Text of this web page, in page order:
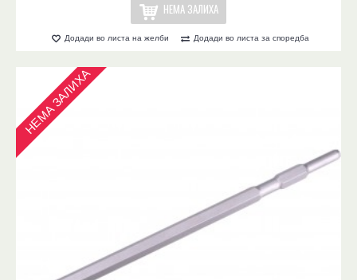
НЕМА ЗАЛИХА
Додади во листа на желби Додади во листа за споредба
НЕМА ЗАЛИХА